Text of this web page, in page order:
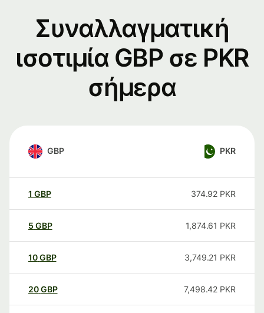
Συναλλαγματική
ισοτιμία GBP σε PKR
σήμερα
GBP PKR
1 GBP 374.92 PKR
5 GBP 1,874.61 PKR
10GBP 3,749.21 PKR
20GBP 7,498.42 PKR